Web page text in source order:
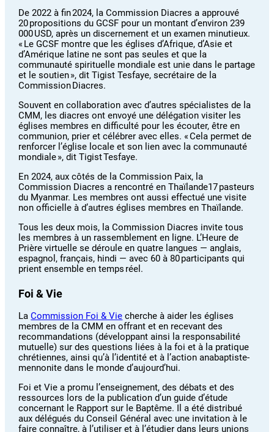
De 2022 à fin 2024, la Commission Diacres a approuvé
20 propositions du GCSF pour un montant d’environ 239
000 USD, après un discernement et un examen minutieux.
« Le GCSF montre que les églises d’Afrique, d’Asie et
d’Amérique latine ne sont pas seules et que la
communauté spirituelle mondiale est unie dans le partage
et le soutien », dit Tigist Tesfaye, secrétaire de la
Commission Diacres.
Souvent en collaboration avec d’autres spécialistes de la
CMM, les diacres ont envoyé une délégation visiter les
églises membres en difficulté pour les écouter, être en
communion, prier et célébrer avec elles. « Cela permet de
renforcer l’église locale et son lien avec la communauté
mondiale », dit Tigist Tesfaye.
En 2024, aux côtés de la Commission Paix, la
Commission Diacres a rencontré en Thaïlande17 pasteurs
du Myanmar. Les membres ont aussi effectué une visite
non officielle à d’autres églises membres en Thaïlande.
Tous les deux mois, la Commission Diacres invite tous
les membres à un rassemblement en ligne. L’Heure de
Prière virtuelle se déroule en quatre langues — anglais,
espagnol, français, hindi — avec 60 à 80 participants qui
prient ensemble en temps réel.
Foi & Vie
LaCommission Foi & Vie cherche à aider les églises
membres de la CMM en offrant et en recevant des
recommandations (développant ainsi la responsabilité
mutuelle) sur des questions liées à la foi et à la pratique
chrétiennes, ainsi qu’à l’identité et à l’action anabaptiste-
mennonite dans le monde d’aujourd’hui.
Foi et Vie a promu l’enseignement, des débats et des
ressources lors de la publication d’un guide d’étude
concernant le Rapport sur le Baptême. Il a été distribué
aux délégués du Conseil Général avec une invitation à le
faire connaître, à l’utiliser et à l’étudier dans leurs unions